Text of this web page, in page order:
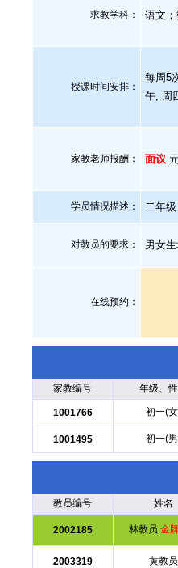
求教学科： 语文
授课时间安排：
每周5
午, 周
家教老师报酬： 面议
学员情况描述： 二年
对教员的要求： 男女
在线预约：
家教编号 年级、性
1001766 初一(
1001495 初一(
教员编号 姓名
2002185 林教员 金
2003319 黄教员